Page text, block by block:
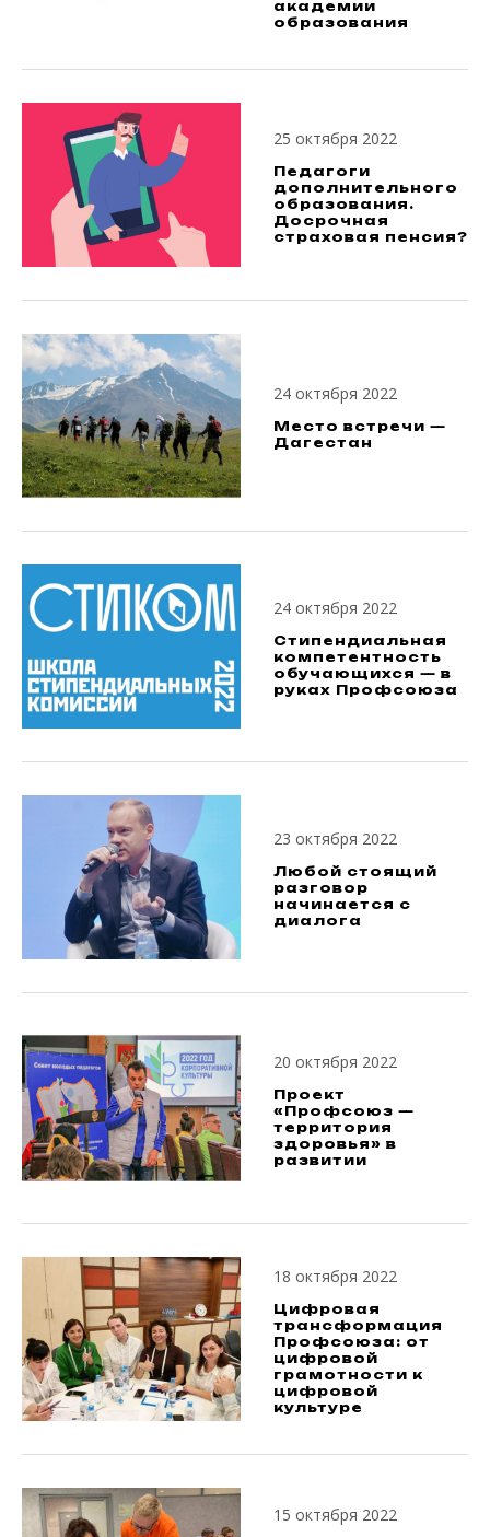
академии
образования
25 октября 2022
Педагоги
дополнительного
образования.
Досрочная
страховая пенсия?
24 октября 2022
Место встречи —
Дагестан
24 октября 2022
Стипендиальная
компетентность
обучающихся — в
руках Профсоюза
23 октября 2022
Любой стоящий
разговор
начинается с
диалога
20 октября 2022
Проект
«Профсоюз —
территория
здоровья» в
развитии
18 октября 2022
Цифровая
трансформация
Профсоюза: от
цифровой
грамотности к
цифровой
культуре
15 октября 2022